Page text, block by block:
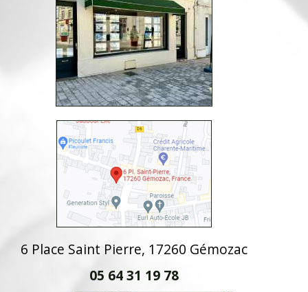
6 Place Saint Pierre, 17260 Gémozac
05 64 31 19 78